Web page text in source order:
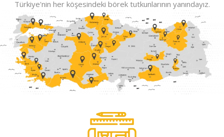
Türkiye'nin her köşesindeki börek tutkunlarının yanındayız.